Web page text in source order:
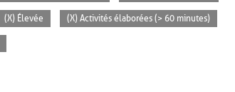
(X) Élevée (X) Activités élaborées (> 60 minutes)